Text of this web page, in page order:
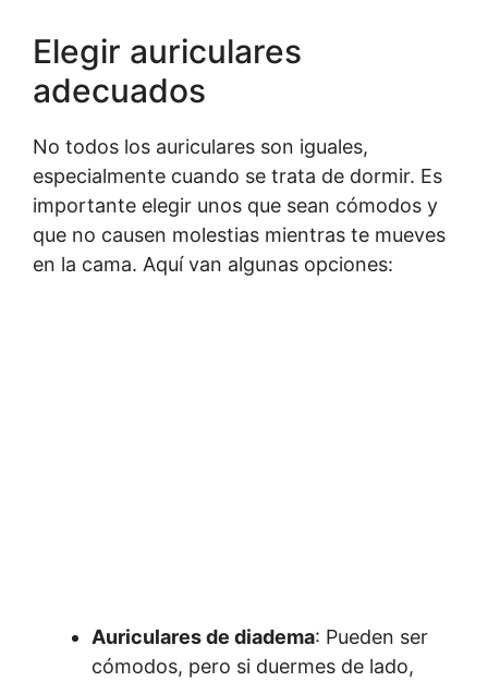
Elegir auriculares
adecuados
No todos los auriculares son iguales,
especialmente cuando se trata de dormir. Es
importante elegir unos que sean cómodos y
que no causen molestias mientras te mueves
en la cama. Aquí van algunas opciones:
Auriculares de diadema: Pueden ser
cómodos, pero si duermes de lado,